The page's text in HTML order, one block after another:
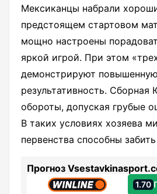
Мексиканцы набрали
предстоящем стартовом
мощно настроены
яркой игрой. При этом
демонстрируют повышенную
результативность. Сборная
обороты, допуская грубые
В таких условиях хозяева
первенства способны
Прогноз
1.70